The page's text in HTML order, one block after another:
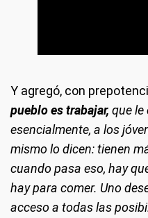
Y agregó, con
pueblo es trabajar, que le
esencialmente, a los
mismo lo dicen: tienen
cuando pasa eso, hay
hay para comer. Uno
acceso a todas las